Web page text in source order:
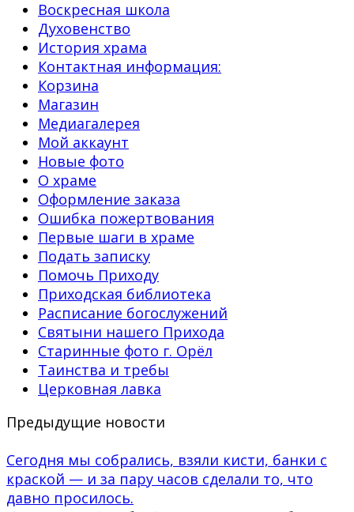
Воскресная школа
Духовенство
История храма
Контактная информация:
Корзина
Магазин
Медиагалерея
Мой аккаунт
Новые фото
О храме
Оформление заказа
Ошибка пожертвования
Первые шаги в храме
Подать записку
Помочь Приходу
Приходская библиотека
Расписание богослужений
Святыни нашего Прихода
Старинные фото г. Орёл
Таинства и требы
Церковная лавка
Предыдущие новости
Сегодня мы собрались, взяли кисти, банки с
краской — и за пару часов сделали то, что
давно просилось.